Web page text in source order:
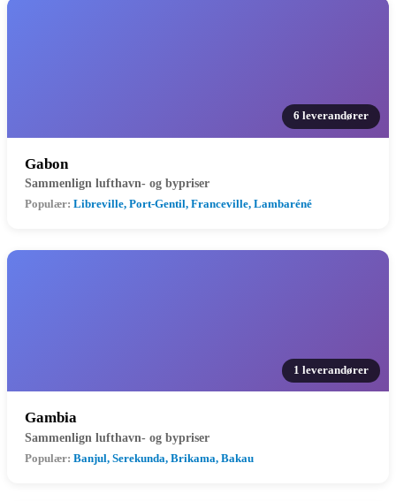
6 leverandører
Gabon
Sammenlign lufthavn- og bypriser
Populær: Libreville, Port-Gentil, Franceville, Lambaréné
1 leverandører
Gambia
Sammenlign lufthavn- og bypriser
Populær: Banjul, Serekunda, Brikama, Bakau